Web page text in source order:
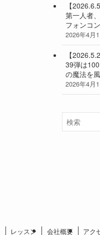
【
第一人者
フォンコ
2026年4月
【
39弾は
の魔法を
2026年4月
レッスン 会社概要 アク